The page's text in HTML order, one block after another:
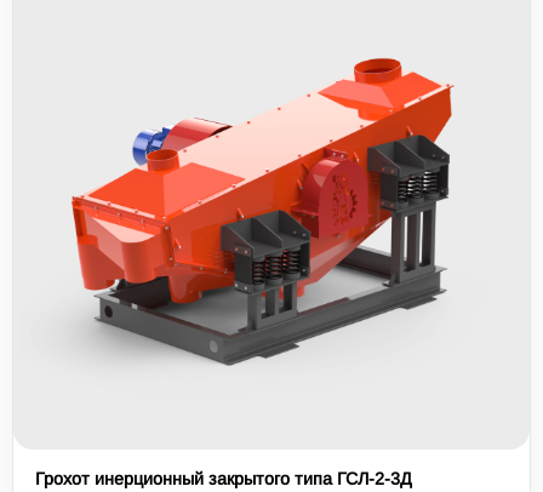
Грохот инерционный закрытого типа ГСЛ-2-3Д